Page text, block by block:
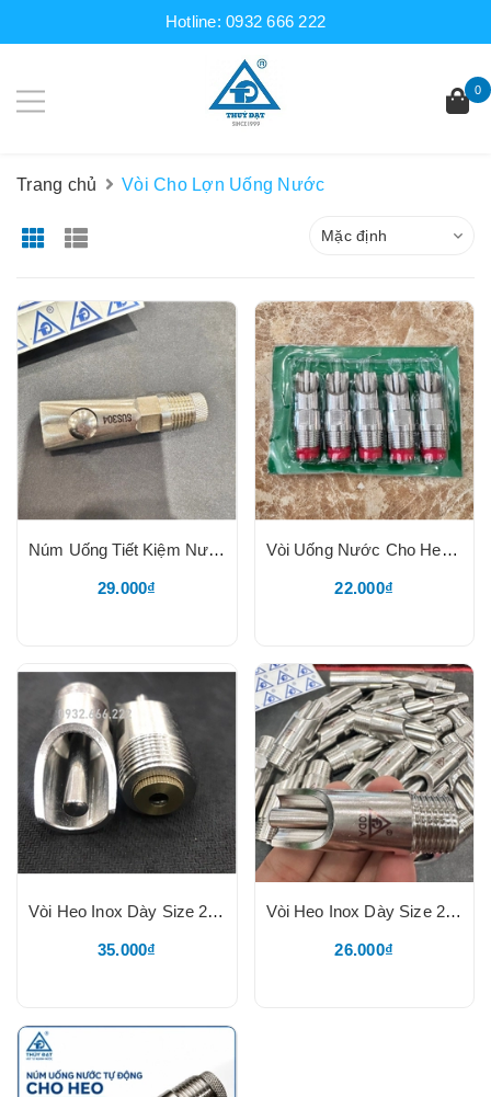
Hotline:0932 666 222
0
Trang chủ Vòi Cho Lợn Uống Nước
Mặc định
Núm Uống Tiết Kiệm Nước Cho Heo, Núm Dạng Mỏ Vịt, Chất Liệu Inox 201, Trên Thân Ghi SUS 304, Núm VặnInox Dày
29.000₫
Vòi Uống Nước Cho Heo Con, Heo Sữa, Núm Vặn Đỏ, Vòi Heo Con Inox Size 21, Núm Uống Tự Động Cho Heo Con Núm Vặn Đỏ Lưới Lọc Inox
22.000₫
Vòi Heo Inox Dày Size 27, Vòi Lợn 27, Núm Uống Nước Cho Heo, Núm Vặn Đồng Vàng
35.000₫
Vòi Heo Inox Dày Size 21 KODA, Vòi Lợn 21, Núm Uống Nước Cho Heo Thịt, Heo Nái,Chất Liệu Inox Loại Dày Nắp Vặn Hai Cạnh, LOGO KODA
26.000₫